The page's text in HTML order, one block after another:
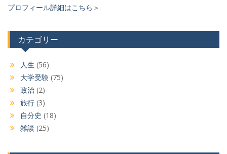
プロフィール詳細はこちら＞
カテゴリー
人生 (56)
大学受験 (75)
政治 (2)
旅行 (3)
自分史 (18)
雑談 (25)